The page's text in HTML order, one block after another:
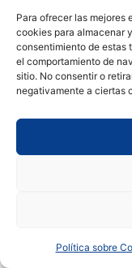
Para ofrecer las mejores
cookies para almacenar
consentimiento de estas
el comportamiento de
sitio. No consentir o
negativamente a ciertas
Política sobre
Transparència
Imatge
corporativa
Copyright © 2024,